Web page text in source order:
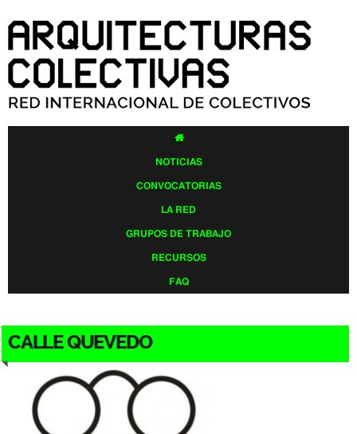
contenido
principal

NOTICIAS
CONVOCATORIAS
LA RED
GRUPOS DE TRABAJO
RECURSOS
FAQ
CALLE QUEVEDO